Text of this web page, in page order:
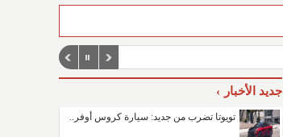
جديد الأخبار
تويوتا تضرب من جديد: سيارة كروس أوفر..